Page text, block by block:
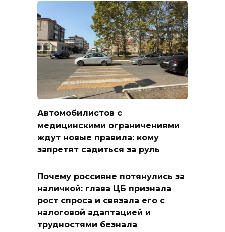
Автомобилистов с
медицинскими ограничениями
ждут новые правила: кому
запретят садиться за руль
Почему россияне потянулись за
наличкой: глава ЦБ признала
рост спроса и связала его с
налоговой адаптацией и
трудностями безнала